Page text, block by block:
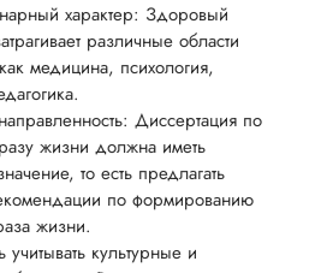
характер: Здоровый
различные области
медицина, психология,
Диссертация по
жизни должна иметь
то есть предлагать
по формированию
жизни.
учитывать культурные и